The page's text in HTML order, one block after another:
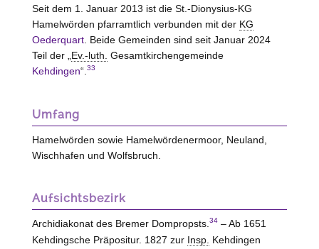
Seit dem 1. Januar 2013 ist die St.-Dionysius-KG
Hamelwörden pfarramtlich verbunden mit der KG
Oederquart. Beide Gemeinden sind seit Januar 2024
Teil der „ Ev.-luth. Gesamtkirchengemeinde
Kehdingen“. 33
Umfang
Hamelwörden sowie Hamelwördenermoor, Neuland,
Wischhafen und Wolfsbruch.
Aufsichtsbezirk
Archidiakonat des Bremer Dompropsts. 34– Ab 1651
Kehdingsche Präpositur. 1827 zur Insp. Kehdingen